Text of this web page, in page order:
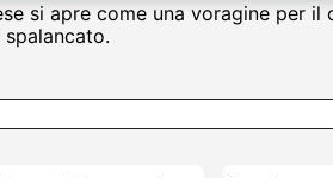
si apre come una voragine per